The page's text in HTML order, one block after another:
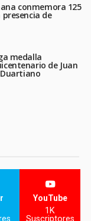
conmemora 125
de
medalla
de Juan
YouTube
1K
Suscriptores